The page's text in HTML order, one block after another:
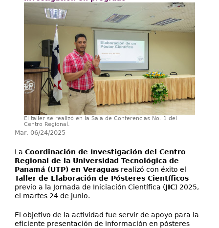
Transparencia
El taller se realizó en la Sala de Conferencias No. 1 del
Centro Regional.
Mar, 06/24/2025
La Coordinación de Investigación del Centro
Regional de la Universidad Tecnológica de
Panamá (UTP) en Veraguas realizó con éxito el
Taller de Elaboración de Pósteres Científicos
previo a la Jornada de Iniciación Científica (JIC) 2025,
el martes 24 de junio.
El objetivo de la actividad fue servir de apoyo para la
eficiente presentación de información en pósteres